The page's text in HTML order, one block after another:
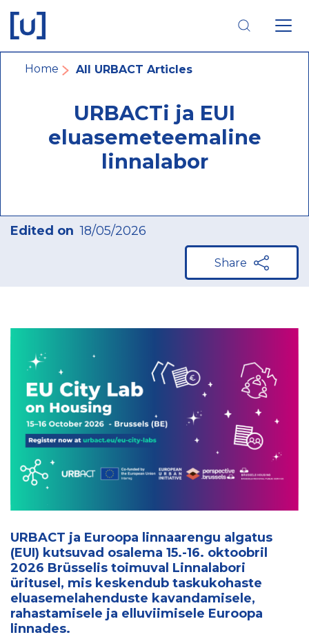
main
navigation
main
content
footer
navigation
Breadcrumb
Home All URBACT Articles
URBACTi ja EUI
eluasemeteemaline
linnalabor
Edited on 18/05/2026
Share
URBACT ja Euroopa linnaarengu algatus
(EUI) kutsuvad osalema 15.-16. oktoobril
2026 Brüsselis toimuval Linnalabori
üritusel, mis keskendub taskukohaste
eluasemelahenduste kavandamisele,
rahastamisele ja elluviimisele Euroopa
linnades.